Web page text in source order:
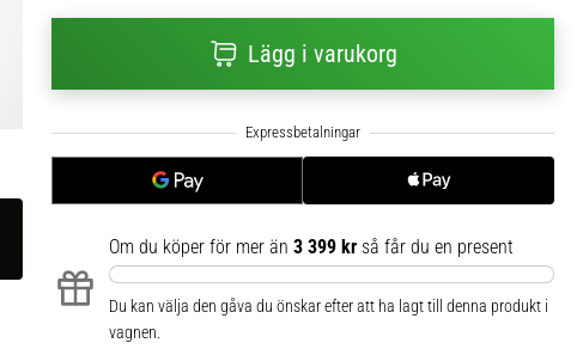
Lägg i varukorg
Om du köper för mer än 3 399 kr så får du en present
Du kan välja den gåva du önskar efter att ha lagt till denna produkt i
vagnen.